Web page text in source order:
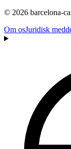
© 2026 barcelona-
Om osJuridisk